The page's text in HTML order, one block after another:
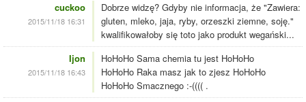
cuckoo
2015/11/18 16:31
Dobrze widzę? Gdyby nie informacja, że "Zawiera:
gluten, mleko, jaja, ryby, orzeszki ziemne, soję."
kwalifikowałoby się toto jako produkt wegański...
Ijon
2015/11/18 16:43
HoHoHo Sama chemia tu jest HoHoHo
HoHoHo Raka masz jak to zjesz HoHoHo
HoHoHo Smacznego :-(((( .